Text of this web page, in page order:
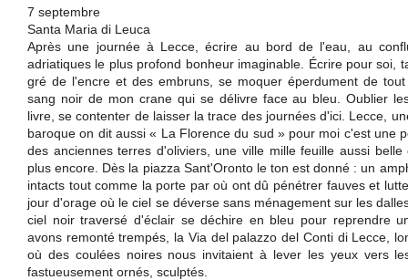
7 septembre
Santa Maria di Leuca
Après une journée à Lecce, écrire au bord de l'eau, au
adriatiques le plus profond bonheur imaginable. Écrire pour soi,
gré de l'encre et des embruns, se moquer éperdument de
sang noir de mon crane qui se délivre face au bleu. Oublier
livre, se contenter de laisser la trace des journées d'ici. Lecce,
baroque on dit aussi « La Florence du sud » pour moi c'est une
des anciennes terres d'oliviers, une ville mille feuille aussi
plus encore. Dès la piazza Sant'Oronto le ton est donné : un
intacts tout comme la porte par où ont dû pénétrer fauves et
jour d'orage où le ciel se déverse sans ménagement sur les
ciel noir traversé d'éclair se déchire en bleu pour reprendre
avons remonté trempés, la Via del palazzo del Conti di Lecce,
où des coulées noires nous invitaient à lever les yeux vers
fastueusement ornés, sculptés.